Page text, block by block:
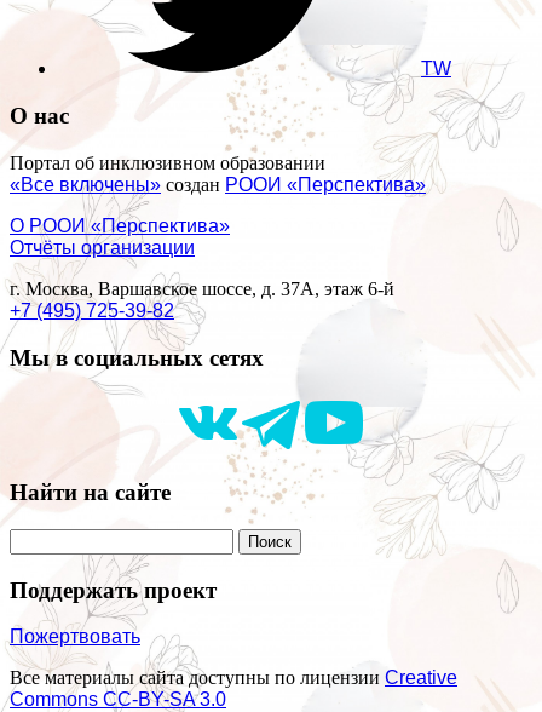
TW
О нас
Портал об инклюзивном образовании
«Все включены» создан РООИ «Перспектива»
О РООИ «Перспектива»
Отчёты организации
г. Москва, Варшавское шоссе, д. 37А, этаж 6-й
+7 (495) 725-39-82
Мы в социальных сетях
Найти на сайте
Поддержать проект
Пожертвовать
Все материалы сайта доступны по лицензии Creative
Commons СС-BY-SA 3.0